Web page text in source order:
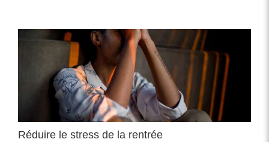
Réduire le stress de la rentrée